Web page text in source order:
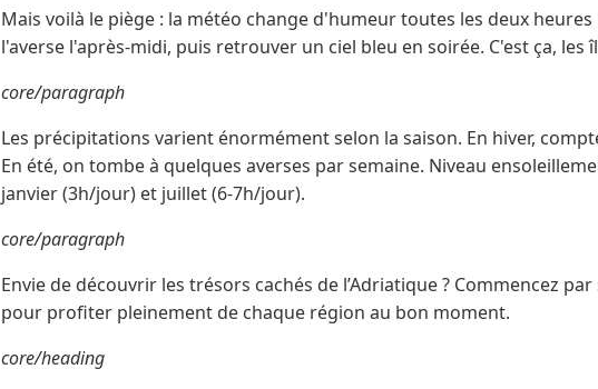
Mais voilà le piège : la météo change d'humeur toutes les deux
l'averse l'après-midi, puis retrouver un ciel bleu en soirée. C'est ça, les
core/paragraph
Les précipitations varient énormément selon la saison. En hiver,
En été, on tombe à quelques averses par semaine. Niveau
janvier (3h/jour) et juillet (6-7h/jour).
core/paragraph
Envie de découvrir les trésors cachés de l’Adriatique ? Commencez
pour profiter pleinement de chaque région au bon moment.
core/heading